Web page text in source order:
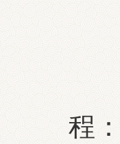
此
程：